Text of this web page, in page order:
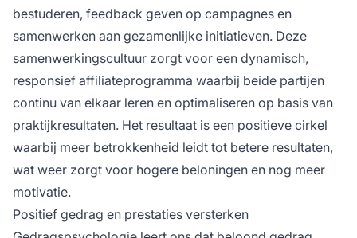
bestuderen, feedback geven op campagnes en
samenwerken aan gezamenlijke initiatieven. Deze
samenwerkingscultuur zorgt voor een dynamisch,
responsief affiliateprogramma waarbij beide partijen
continu van elkaar leren en optimaliseren op basis van
praktijkresultaten. Het resultaat is een positieve cirkel
waarbij meer betrokkenheid leidt tot betere resultaten,
wat weer zorgt voor hogere beloningen en nog meer
motivatie.
Positief gedrag en prestaties versterken